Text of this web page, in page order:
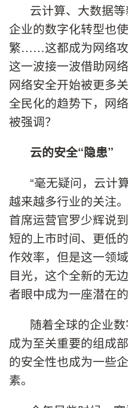
云计算、大数据等
企业的数字化转型也
繁……这都成为网络攻
这一波接一波借助网
网络安全开始被更多
全民化的趋势下，网
被强调？
云的安全“隐患”
“毫无疑问，云计
越来越多行业的关注
首席运营官罗少辉说
短的上市时间、更低
作效率，但是这一领
目光，这个全新的无
者眼中成为一座潜在
随着全球的企业
成为至关重要的组成
的安全性也成为一些
素。